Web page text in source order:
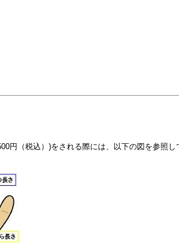
円（税込）)をされる際には、以下の図を参照